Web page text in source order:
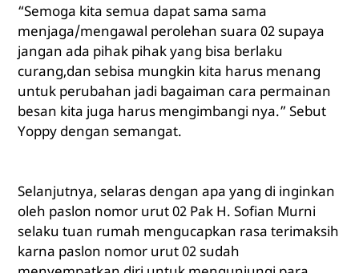
“Semoga kita semua dapat sama sama
menjaga/mengawal perolehan suara 02 supaya
jangan ada pihak pihak yang bisa berlaku
curang,dan sebisa mungkin kita harus menang
untuk perubahan jadi bagaiman cara permainan
besan kita juga harus mengimbangi nya.” Sebut
Yoppy dengan semangat.
Selanjutnya, selaras dengan apa yang di inginkan
oleh paslon nomor urut 02 Pak H. Sofian Murni
selaku tuan rumah mengucapkan rasa terimaksih
karna paslon nomor urut 02 sudah